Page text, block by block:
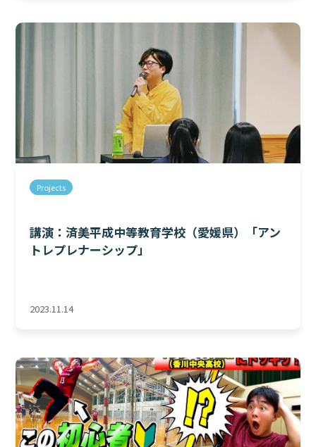
Projects
講演：済美平成中等教育学校（愛媛県）「アン
トレプレナーシップ」
2023.11.14